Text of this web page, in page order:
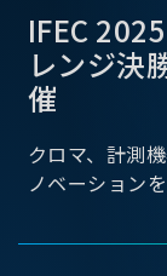
IFEC
レンジ決
催
クロマ、計測
ノベーション